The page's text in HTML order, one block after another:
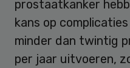
prostaatkanker
kans op
minder dan twintig
per jaar uitvoeren,